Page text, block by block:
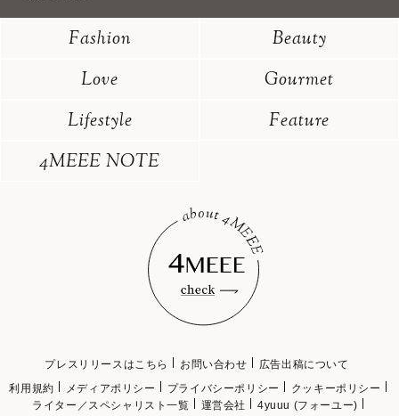
Fashion
Beauty
Love
Gourmet
Lifestyle
Feature
4MEEE NOTE
プレスリリースはこちら お問い合わせ
広告出稿について
利用規約
メディアポリシー プライバシーポリシー
クッキーポリシー
ライター／スペシャリスト一覧
運営会社 4yuuu (フォーユー)